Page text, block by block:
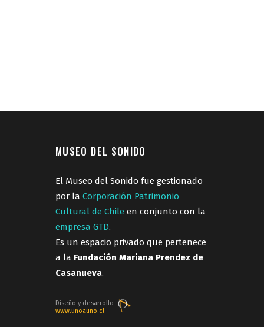
MUSEO DEL SONIDO
El Museo del Sonido fue gestionado
por la Corporación Patrimonio
Cultural de Chile en conjunto con la
empresa GTD.
Es un espacio privado que pertenece
a la Fundación Mariana Prendez de
Casanueva.
Diseño y desarrollo
www.unoauno.cl